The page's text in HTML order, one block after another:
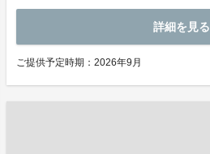
詳細を見る
ご提供予定時期：2026年9月